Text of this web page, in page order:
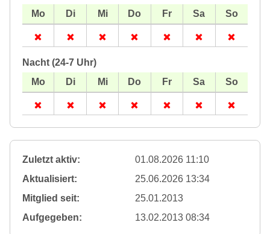
Nacht (24-7 Uhr)
Zuletzt aktiv:
01.08.2026 11:10
Aktualisiert:
25.06.2026 13:34
Mitglied seit:
25.01.2013
Aufgegeben:
13.02.2013 08:34